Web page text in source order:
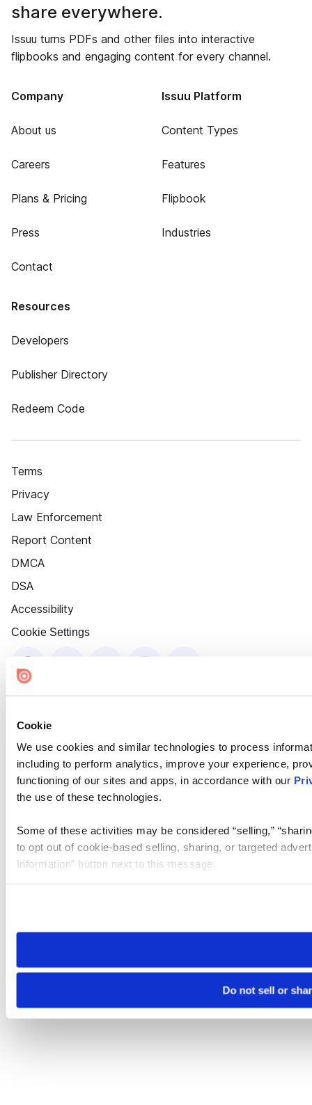
Cookie
We use cookies and similar technologies to process
including to perform analytics, improve your experience,
functioning of our sites and apps, in accordance with our
the use of these technologies.
Some of these activities may be considered “selling,”
to opt out of cookie-based selling, sharing, or targeted
Information” button next to this message.
need to be set again.
Do not sell or
share everywhere.
Issuu turns PDFs and other files into interactive
flipbooks and engaging content for every channel.
Company
About us
Careers
Plans & Pricing
Press
Contact
Issuu Platform
Content Types
Features
Flipbook
Industries
Resources
Developers
Publisher Directory
Redeem Code
Terms
Privacy
Law Enforcement
Report Content
DMCA
DSA
Accessibility
Cookie Settings